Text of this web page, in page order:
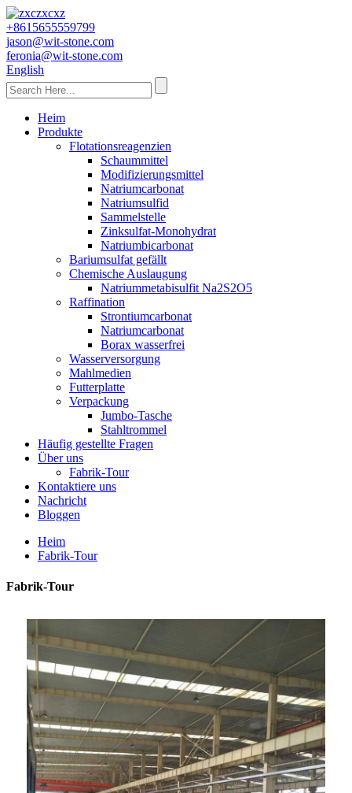
+8615655559799
jason@wit-stone.com
feronia@wit-stone.com
English
Heim
Produkte
Flotationsreagenzien
Schaummittel
Modifizierungsmittel
Natriumcarbonat
Natriumsulfid
Sammelstelle
Zinksulfat-Monohydrat
Natriumbicarbonat
Bariumsulfat gefällt
Chemische Auslaugung
Natriummetabisulfit Na2S2O5
Raffination
Strontiumcarbonat
Natriumcarbonat
Borax wasserfrei
Wasserversorgung
Mahlmedien
Futterplatte
Verpackung
Jumbo-Tasche
Stahltrommel
Häufig gestellte Fragen
Über uns
Fabrik-Tour
Kontaktiere uns
Nachricht
Bloggen
Heim
Fabrik-Tour
Fabrik-Tour